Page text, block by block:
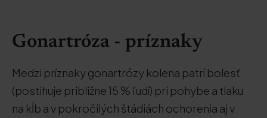
Gonartróza - príznaky
Medzi príznaky gonartrózy kolena patrí bolesť
(postihuje približne 15 % ľudí) pri pohybe a tlaku
na kĺb a v pokročilých štádiách ochorenia aj v